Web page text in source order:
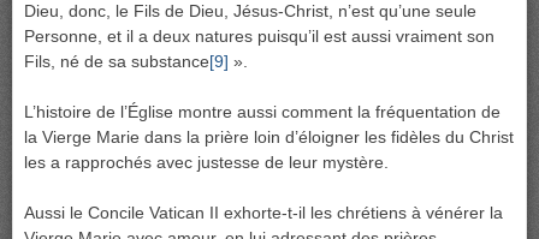
Dieu, donc, le Fils de Dieu, Jésus-Christ, n’est qu’une seule
Personne, et il a deux natures puisqu’il est aussi vraiment son
Fils, né de sa substance[9] ».
L’histoire de l’Église montre aussi comment la fréquentation de
la Vierge Marie dans la prière loin d’éloigner les fidèles du Christ
les a rapprochés avec justesse de leur mystère.
Aussi le Concile Vatican II exhorte-t-il les chrétiens à vénérer la